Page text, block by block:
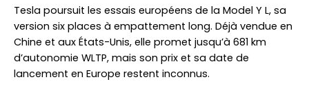
Tesla poursuit les essais européens de la Model Y L, sa
version six places à empattement long. Déjà vendue en
Chine et aux États-Unis, elle promet jusqu’à 681 km
d’autonomie WLTP, mais son prix et sa date de
lancement en Europe restent inconnus.